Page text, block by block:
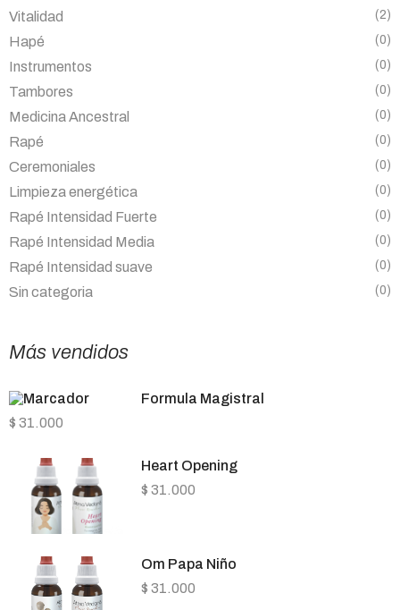
Vitalidad (2)
Hapé (0)
Instrumentos (0)
Tambores (0)
Medicina Ancestral (0)
Rapé (0)
Ceremoniales (0)
Limpieza energética (0)
Rapé Intensidad Fuerte (0)
Rapé Intensidad Media (0)
Rapé Intensidad suave (0)
Sin categoria (0)
Más vendidos
Formula Magistral
$ 31.000
Heart Opening
$ 31.000
Om Papa Niño
$ 31.000